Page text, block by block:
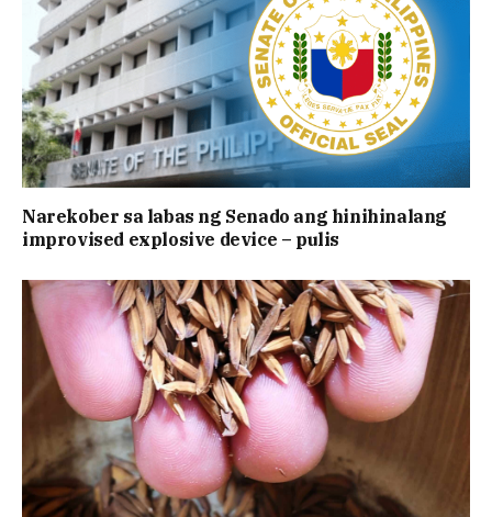
Narekober sa labas ng Senado ang hinihinalang
improvised explosive device – pulis